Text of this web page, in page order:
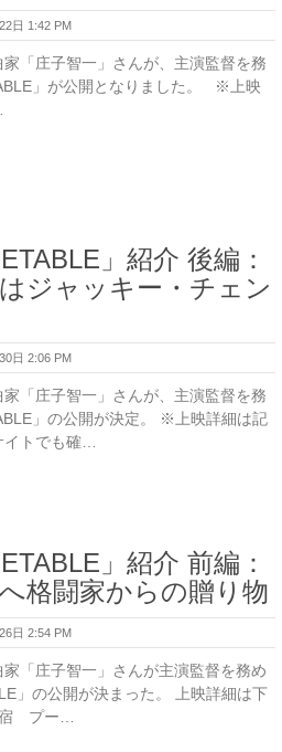
日 1:42 PM
「庄子智一」さんが、主演監督を務
」が公開となりました。 ※上映
」紹介 後編：
ジャッキー・チェン
日 2:06 PM
「庄子智一」さんが、主演監督を務
」の公開が決定。 ※上映詳細は記
トでも確…
」紹介 前編：
格闘家からの贈り物
日 2:54 PM
「庄子智一」さんが主演監督を務め
」の公開が決まった。 上映詳細は下
宿 プー…